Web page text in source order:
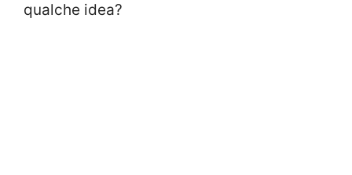
qualche idea?